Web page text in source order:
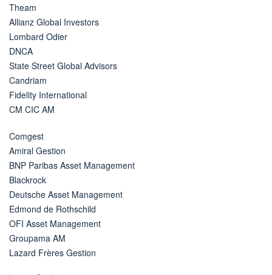
Theam
Allianz Global Investors
Lombard Odier
DNCA
State Street Global Advisors
Candriam
Fidelity International
CM CIC AM
Comgest
Amiral Gestion
BNP Paribas Asset Management
Blackrock
Deutsche Asset Management
Edmond de Rothschild
OFI Asset Management
Groupama AM
Lazard Frères Gestion